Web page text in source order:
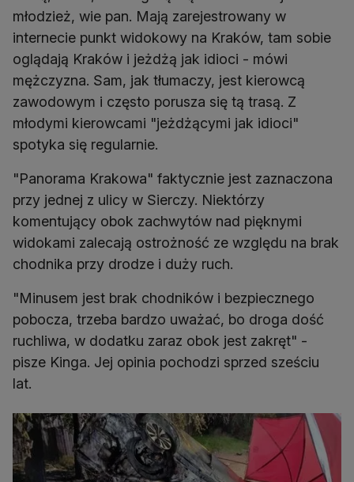
młodzież, wie pan. Mają zarejestrowany w
internecie punkt widokowy na Kraków, tam sobie
oglądają Kraków i jeżdżą jak idioci - mówi
mężczyzna. Sam, jak tłumaczy, jest kierowcą
zawodowym i często porusza się tą trasą. Z
młodymi kierowcami "jeżdżącymi jak idioci"
spotyka się regularnie.
"Panorama Krakowa" faktycznie jest zaznaczona
przy jednej z ulicy w Sierczy. Niektórzy
komentujący obok zachwytów nad pięknymi
widokami zalecają ostrożność ze względu na brak
chodnika przy drodze i duży ruch.
"Minusem jest brak chodników i bezpiecznego
pobocza, trzeba bardzo uważać, bo droga dość
ruchliwa, w dodatku zaraz obok jest zakręt" -
pisze Kinga. Jej opinia pochodzi sprzed sześciu
lat.